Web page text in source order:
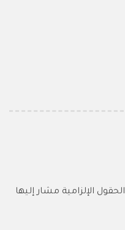
الحقول الإلزامية مشار إليها